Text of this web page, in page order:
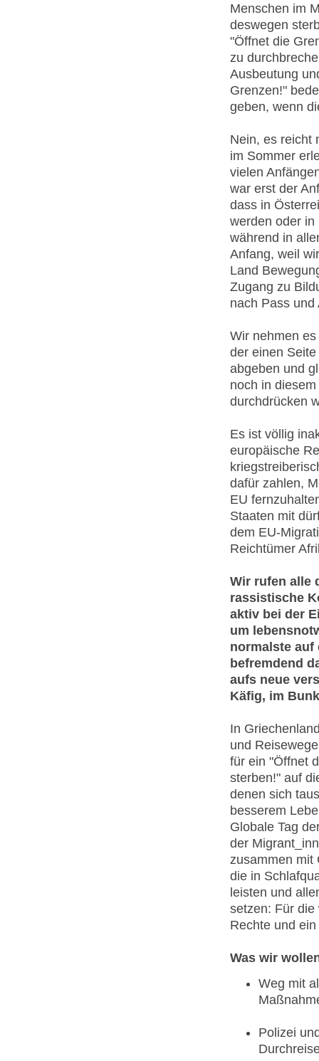
Menschen im
deswegen
"Öffnet die
zu
Ausbeutung
Grenzen!"
geben, wenn
Nein, es reicht
im Sommer
vielen
war erst der
dass in
werden oder in
während in
Anfang, weil
Land
Zugang zu
nach Pass
Wir nehmen
der einen
abgeben und
noch in
durchdrücken
Es ist völlig
europäische
dafür zahlen,
EU
Staaten mit
dem EU-
Reichtümer
Wir rufen alle
rassistische
aktiv bei der
um
normalste auf
befremdend
aufs neue
Käfig, im
In
und
für ein "Öffnet
sterben!" auf
denen sich
besserem
Globale Tag
der
zusammen mit
die in
leisten und
setzen: Für die
Rechte und
Was wir
Weg mit
Polizei